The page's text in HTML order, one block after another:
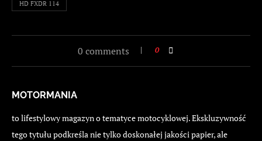
HD FXDR 114
0 comments 0
MOTORMANIA
to lifestylowy magazyn o tematyce motocyklowej. Ekskluzywność
tego tytułu podkreśla nie tylko doskonałej jakości papier, ale